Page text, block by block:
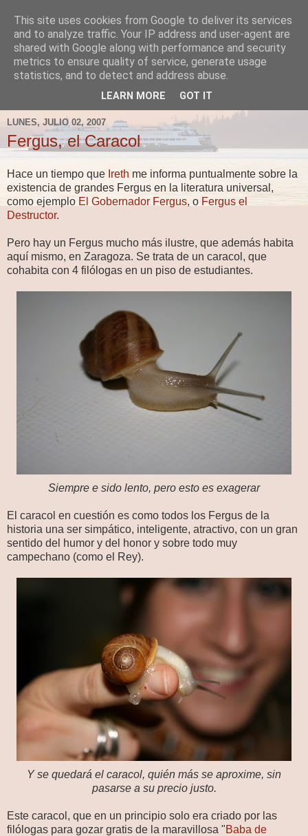
Fergus el Destructor
Blog sobre lo que le apetece escribir a Fergus, en el caso
de que le apetezca escribir.
LUNES, JULIO 02, 2007
Fergus, el Caracol
Hace un tiempo que Ireth me informa puntualmente sobre la
existencia de grandes Fergus en la literatura universal,
como ejemplo El Gobernador Fergus, o Fergus el
Destructor.
Pero hay un Fergus mucho más ilustre, que además habita
aquí mismo, en Zaragoza. Se trata de un caracol, que
cohabita con 4 filólogas en un piso de estudiantes.
Siempre e sido lento, pero esto es exagerar
El caracol en cuestión es como todos los Fergus de la
historia una ser simpático, inteligente, atractivo, con un gran
sentido del humor y del honor y sobre todo muy
campechano (como el Rey).
Y se quedará el caracol, quién más se aproxime, sin
pasarse a su precio justo.
Este caracol, que en un principio solo era criado por las
filólogas para gozar gratis de la maravillosa "Baba de
This site uses cookies from Google to deliver its services
and to analyze traffic. Your IP address and user-agent are
shared with Google along with performance and security
metrics to ensure quality of service, generate usage
statistics, and to detect and address abuse.
LEARN MORE GOT IT